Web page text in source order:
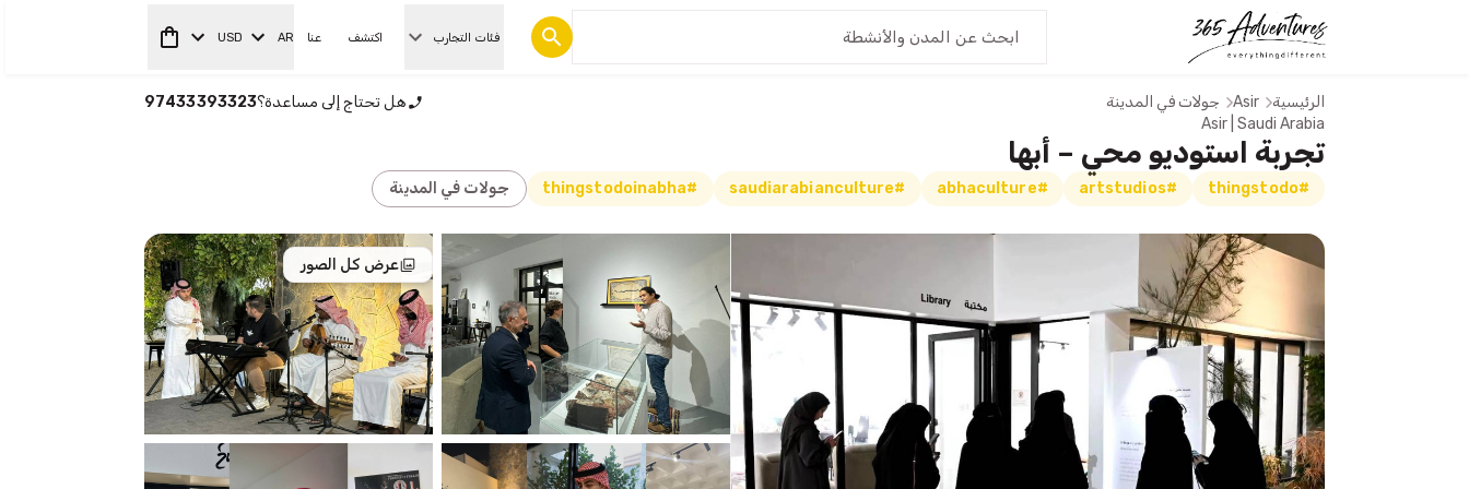
فئات التجارب اكتشف عنا AR
USD
الرئيسية Asir جولات في المدينة هل تحتاج إلى مساعدة؟97433393323
Asir | Saudi Arabia
تجربة استوديو محي – أبها
#thingstodo
#artstudios
#abhaculture
#saudiarabianculture
#thingstodoinabha جولات في المدينة
عرض كل الصور